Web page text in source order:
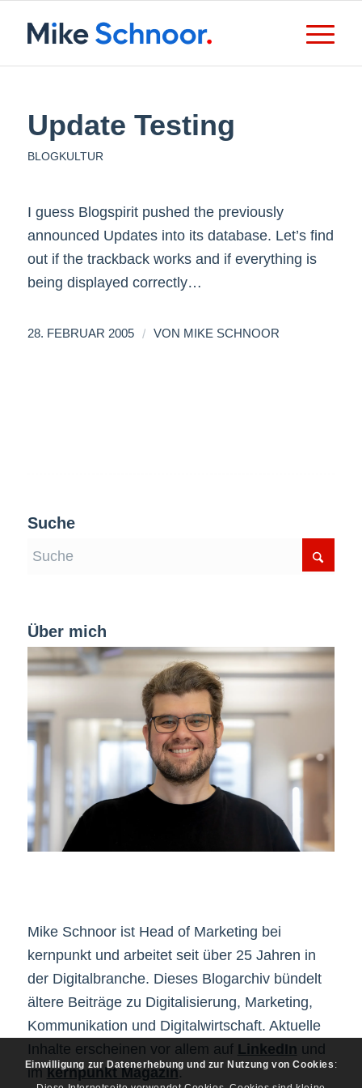
Update Testing
BLOGKULTUR
I guess Blogspirit pushed the previously
announced Updates into its database. Let’s find
out if the trackback works and if everything is
being displayed correctly…
28. FEBRUAR 2005 / VON MIKE SCHNOOR
Suche
Über mich
Mike Schnoor ist Head of Marketing bei
kernpunkt und arbeitet seit über 25 Jahren in
der Digitalbranche. Dieses Blogarchiv bündelt
ältere Beiträge zu Digitalisierung, Marketing,
Kommunikation und Digitalwirtschaft. Aktuelle
Inhalte erscheinen vor allem auf LinkedIn und
imkernpunkt Magazin.
Einwilligung zur Datenerhebung und zur Nutzung von Cookies :